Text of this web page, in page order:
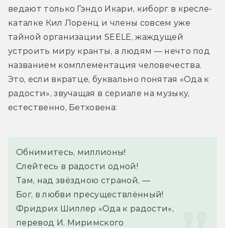
ведают только Гэндо Икари, киборг в кресле-
каталке Кил Лоренц и члены совсем уже
тайной организации SEELE, жаждущей
устроить миру кранты, а людям — нечто под
названием комплементация человечества.
Это, если вкратце, буквально понятая «Ода к
радости», звучащая в сериале на музыку,
естественно, Бетховена:
Обнимитесь, миллионы!
Слейтесь в радости одной!
Там, над звёздною страной, —
Бог, в любви пресуществлённый!
Фридрих Шиллер «Ода к радости»,
перевод И. Миримского